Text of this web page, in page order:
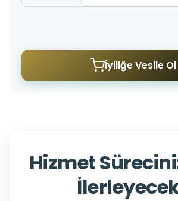
İyiliğe Vesile Ol
Hizmet